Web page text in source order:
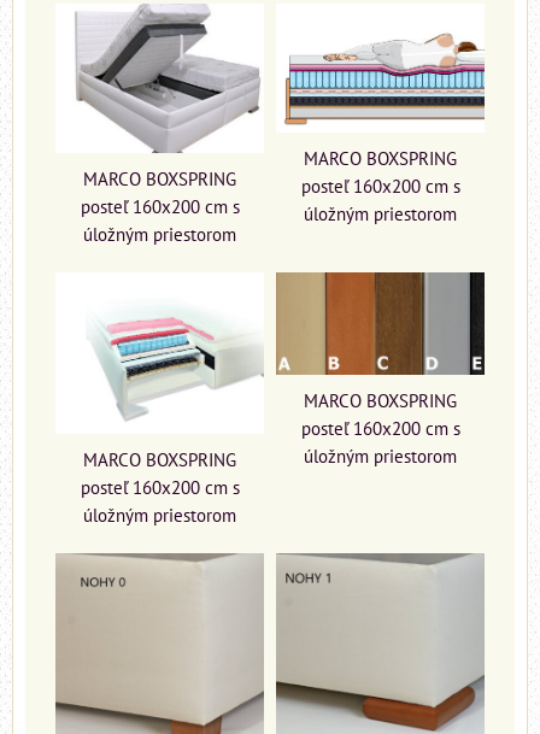
MARCO BOXSPRING
posteľ 160x200 cm s
úložným priestorom
MARCO BOXSPRING
posteľ 160x200 cm s
úložným priestorom
MARCO BOXSPRING
posteľ 160x200 cm s
úložným priestorom
MARCO BOXSPRING
posteľ 160x200 cm s
úložným priestorom